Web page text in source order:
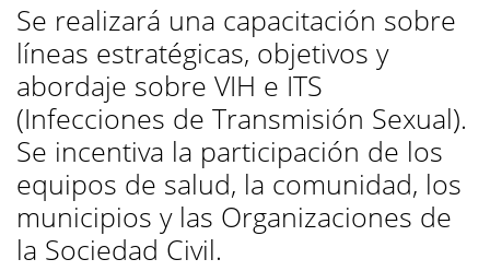
Se realizará una capacitación sobre
líneas estratégicas, objetivos y
abordaje sobre VIH e ITS
(Infecciones de Transmisión Sexual).
Se incentiva la participación de los
equipos de salud, la comunidad, los
municipios y las Organizaciones de
la Sociedad Civil.